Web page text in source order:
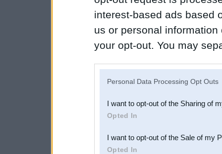
interest-based ads based
us or personal
your opt-out. You may
Downstream Participants
third parties.
Personal Data Processing Opt Outs
I want to opt-out of the Sharing of
Opted In
I want to opt-out of the Sale of my
Opted In